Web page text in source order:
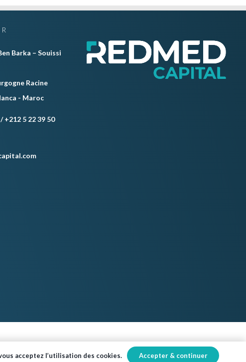
Barka – Souissi
Racine
- Maroc
+212 5 22 39 50
acceptez l’utilisation des cookies.
Accepter & continuer